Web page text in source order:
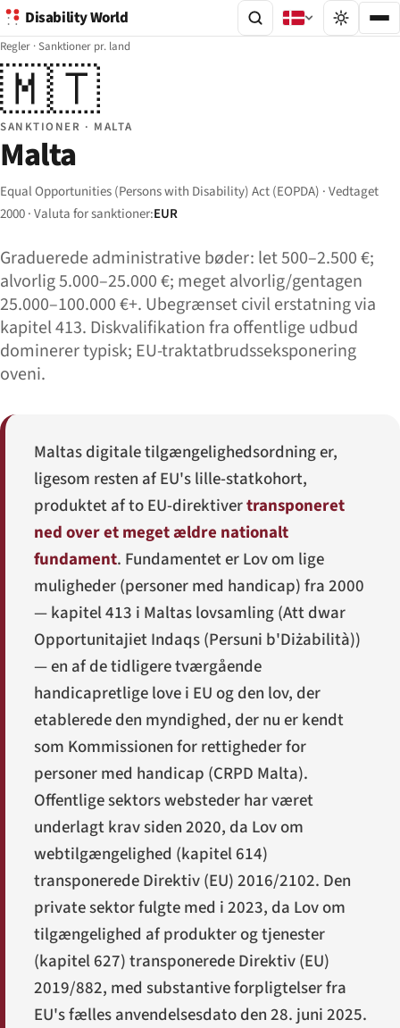
Disability World
Regler ·Sanktioner pr. land
🇲🇹
SANKTIONER · MALTA
Malta
Equal Opportunities (Persons with Disability) Act (EOPDA) · Vedtaget
2000 · Valuta for sanktioner:EUR
Graduerede administrative bøder: let 500–2.500 €;
alvorlig 5.000–25.000 €; meget alvorlig/gentagen
25.000–100.000 €+. Ubegrænset civil erstatning via
kapitel 413. Diskvalifikation fra offentlige udbud
dominerer typisk; EU-traktatbrudsseksponering
oveni.
Maltas digitale tilgængelighedsordning er,
ligesom resten af EU's lille-statkohort,
produktet af to EU-direktivertransponeret
ned over et meget ældre nationalt
fundament. Fundamentet er Lov om lige
muligheder (personer med handicap) fra 2000
— kapitel 413 i Maltas lovsamling (Att dwar
Opportunitajiet Indaqs (Persuni b'Diżabilità))
— en af de tidligere tværgående
handicapretlige love i EU og den lov, der
etablerede den myndighed, der nu er kendt
som Kommissionen for rettigheder for
personer med handicap (CRPD Malta).
Offentlige sektors websteder har været
underlagt krav siden 2020, da Lov om
webtilgængelighed (kapitel 614)
transponerede Direktiv (EU) 2016/2102. Den
private sektor fulgte med i 2023, da Lov om
tilgængelighed af produkter og tjenester
(kapitel 627) transponerede Direktiv (EU)
2019/882, med substantive forpligtelser fra
EU's fælles anvendelsesdato den 28. juni 2025.